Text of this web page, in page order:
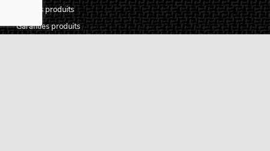
Retours produits
Garanties produits